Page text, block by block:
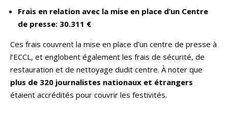
Frais en relation avec la mise en place d’un Centre
de presse: 30.311 €
Ces frais couvrent la mise en place d’un centre de presse à
l’ECCL, et englobent également les frais de sécurité, de
restauration et de nettoyage dudit centre. À noter que
plus de 320 journalistes nationaux et étrangers
étaient accrédités pour couvrir les festivités.